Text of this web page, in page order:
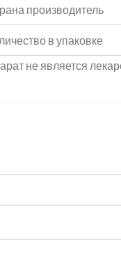
производитель
в упаковке
не является